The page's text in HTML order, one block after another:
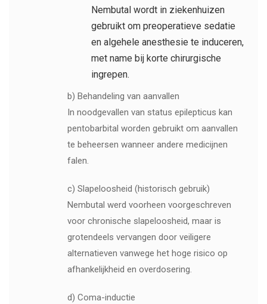
Nembutal wordt in ziekenhuizen
gebruikt om preoperatieve sedatie
en algehele anesthesie te induceren,
met name bij korte chirurgische
ingrepen.
b) Behandeling van aanvallen
In noodgevallen van status epilepticus kan
pentobarbital worden gebruikt om aanvallen
te beheersen wanneer andere medicijnen
falen.
c) Slapeloosheid (historisch gebruik)
Nembutal werd voorheen voorgeschreven
voor chronische slapeloosheid, maar is
grotendeels vervangen door veiligere
alternatieven vanwege het hoge risico op
afhankelijkheid en overdosering.
d) Coma-inductie